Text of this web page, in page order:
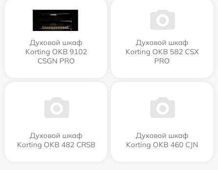
Духовой шкаф
Korting OKB 9102
CSGN PRO
Духовой шкаф
Korting OKB 582 CSX
PRO
Духовой шкаф
Korting OKB 482 CRSB
Духовой шкаф
Korting OKB 460 CJN